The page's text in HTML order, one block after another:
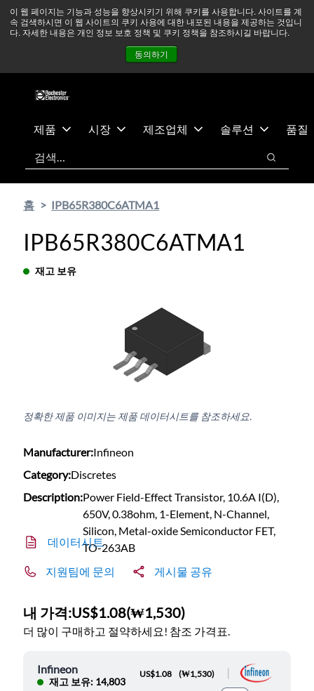
이 웹 페이지는 기능과 성능을 향상시키기 위해 쿠키를 사용합니다. 사이트를 계
속 검색하시면 이 웹 사이트의 쿠키 사용에 대한 내포된 내용을 제공하는 것입니
다. 자세한 내용은 개인 정보 보호 정책 및 쿠키 정책을 참조하시길 바랍니다.
동의하기
츠
건
중동 지역 상황을 지속적으로 주시하고 있으며, 모든 서비스는
정상적으로 운영되고 있습니다. 더 읽어보기 →
뉴스
문의하기
제품 시장 제조업체 솔루션
품질
검색
검색
홈 IPB65R380C6ATMA1
IPB65R380C6ATMA1
재고 보유
정확한 제품 이미지는 제품 데이터시트를 참조하세요.
Manufacturer:Infineon
Category:Discretes
Description:Power Field-Effect Transistor, 10.6A I(D),
650V, 0.38ohm, 1-Element, N-Channel,
Silicon, Metal-oxide Semiconductor FET,
TO-263AB
데이터시트
지원팀에 문의 게시물 공유
내 가격:US$1.08(₩1,530)
더 많이 구매하고 절약하세요! 참조 가격표.
Infineon
재고 보유: 14,803
US$1.08 (₩1,530)